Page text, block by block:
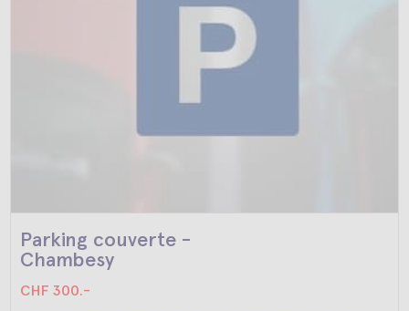
Parking couverte -
Chambesy
CHF 300.-